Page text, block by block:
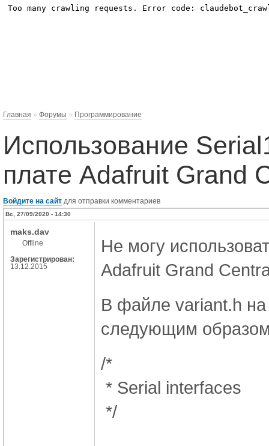
Главная » Форумы » Программирование
Использование
плате Adafruit Grand
Войдите на сайт для отправки комментариев
Вс, 27/09/2020 - 14:30
maks.dav
Offline
Зарегистрирован:
13.12.2015
Не могу
Adafruit Grand
В файле variant.h на
следующим
/*
* Serial interfaces
*/